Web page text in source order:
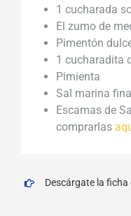
1 cucharada
El zumo de
Pimentón
1 cucharadita
Pimienta
Sal marina
Escamas de
comprarlas
Descárgate la ficha